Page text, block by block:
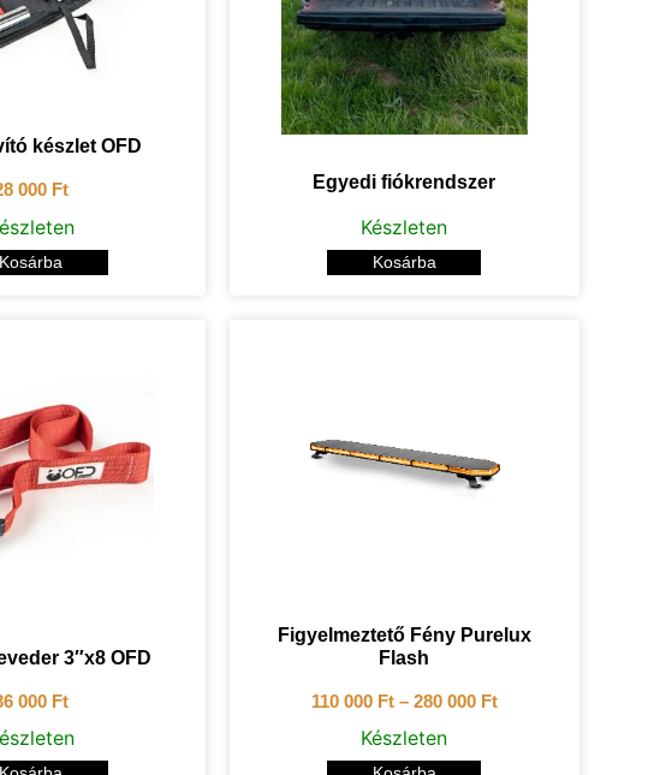
készlet OFD
000 Ft
Kosárba
Egyedi fiókrendszer
Készleten
Kosárba
3″x8 OFD
000 Ft
Figyelmeztető Fény Purelux
Flash
110 000 Ft– 280 000 Ft
Készleten